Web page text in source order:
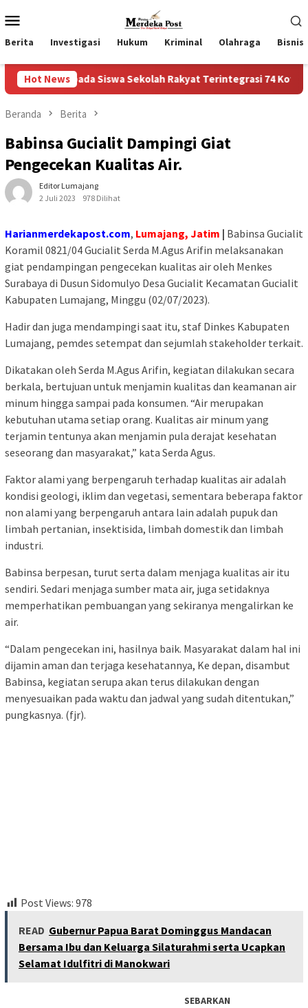
ke
kontenMobile
Berita Investigasi Hukum Kriminal Olahraga Bisnis
Hot News
Siswa Sekolah Rakyat Terintegrasi 74 Kota Tual
Beranda Berita
Babinsa Gucialit Dampingi Giat
Pengecekan Kualitas Air.
Editor Lumajang
2 Juli 2023
978 Dilihat
Harianmerdekapost.com, Lumajang, Jatim | Babinsa Gucialit
Koramil 0821/04 Gucialit Serda M.Agus Arifin melaksanakan
giat pendampingan pengecekan kualitas air oleh Menkes
Surabaya di Dusun Sidomulyo Desa Gucialit Kecamatan Gucialit
Kabupaten Lumajang, Minggu (02/07/2023).
Hadir dan juga mendampingi saat itu, staf Dinkes Kabupaten
Lumajang, pemdes setempat dan sejumlah stakeholder terkait.
Dikatakan oleh Serda M.Agus Arifin, kegiatan dilakukan secara
berkala, bertujuan untuk menjamin kualitas dan keamanan air
minum hingga sampai pada konsumen. “Air merupakan
kebutuhan utama setiap orang. Kualitas air minum yang
terjamin tentunya akan menjamin pula derajat kesehatan
seseorang dan masyarakat,” kata Serda Agus.
Faktor alami yang berpengaruh terhadap kualitas air adalah
kondisi geologi, iklim dan vegetasi, sementara beberapa faktor
non alami yang berpengaruh antara lain adalah pupuk dan
limbah pertanian, insektisida, limbah domestik dan limbah
industri.
Babinsa berpesan, turut serta dalam menjaga kualitas air itu
sendiri. Sedari menjaga sumber mata air, juga setidaknya
memperhatikan pembuangan yang sekiranya mengalirkan ke
air.
“Dalam pengecekan ini, hasilnya baik. Masyarakat dalam hal ini
dijamin aman dan terjaga kesehatannya, Ke depan, disambut
Babinsa, kegiatan serupa akan terus dilakukan dengan
menyesuaikan pada waktu dan jadwal yang sudah ditentukan,”
pungkasnya. (fjr).
Post Views: 978
READ Gubernur Papua Barat Dominggus Mandacan
Bersama Ibu dan Keluarga Silaturahmi serta Ucapkan
Selamat Idulfitri di Manokwari
SEBARKAN